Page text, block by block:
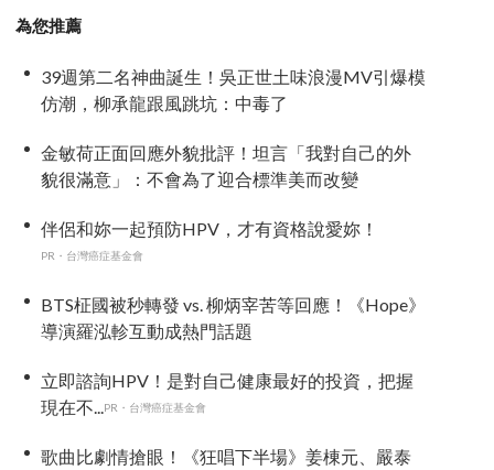
為您推薦
39週第二名神曲誕生！吳正世土味浪漫MV引爆模
仿潮，柳承龍跟風跳坑：中毒了
金敏荷正面回應外貌批評！坦言「我對自己的外
貌很滿意」：不會為了迎合標準美而改變
伴侶和妳一起預防HPV，才有資格說愛妳！
PR・台灣癌症基金會
BTS柾國被秒轉發 vs. 柳炳宰苦等回應！《Hope》
導演羅泓軫互動成熱門話題
立即諮詢HPV！是對自己健康最好的投資，把握
現在不...
PR・台灣癌症基金會
歌曲比劇情搶眼！《狂唱下半場》姜棟元、嚴泰